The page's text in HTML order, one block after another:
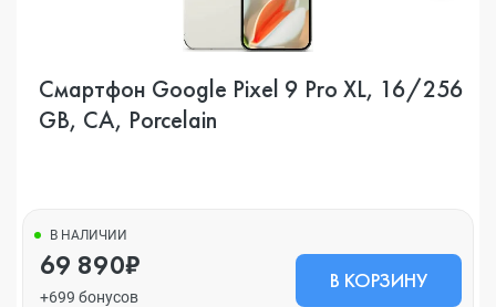
Смартфон Google Pixel 9 Pro XL, 16/256
GB, CA, Porcelain
В НАЛИЧИИ
69 890₽
+699 бонусов
В КОРЗИНУ